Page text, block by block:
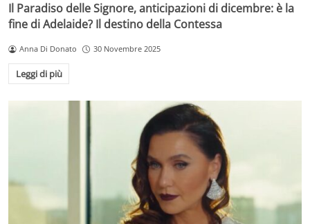
Il Paradiso delle Signore, anticipazioni di dicembre: è la
fine di Adelaide? Il destino della Contessa
Anna Di Donato 30 Novembre 2025
Leggi di più